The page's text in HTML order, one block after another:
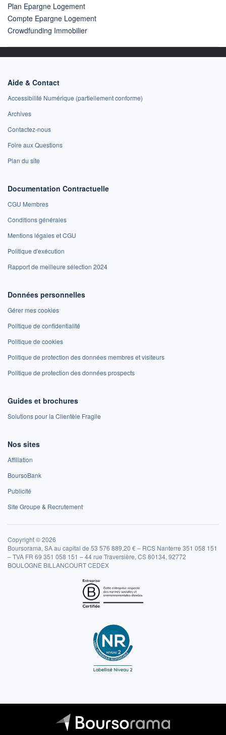
Plan Epargne Logement
Compte Epargne Logement
Crowdfunding Immobilier
Aide & Contact
Accessibilité Numérique (partiellement conforme)
Archives
Contactez-nous
Foire aux Questions
Plan du site
Documentation Contractuelle
CGU Membres
Conditions générales
Mentions légales et CGU
Politique d'exécution
Rapport de meilleure sélection 2024
Données personnelles
Gérer mes cookies
Politique de confidentialité
Politique de cookies
Politique de protection des données membres et visiteurs
Politique de protection des données prospects
Guides et brochures
Solutions pour la Clientèle Fragile
Nos sites
Affiliation
BoursoBank
Publicité
Site Groupe & Recrutement
Copyright © 2026
Boursorama, SA au capital de 53 576 889,20 € – RCS Nanterre 351 058 151
– TVA FR 69 351 058 151 – 44 rue Traversière, CS 80134, 92772
BOULOGNE BILLANCOURT CEDEX